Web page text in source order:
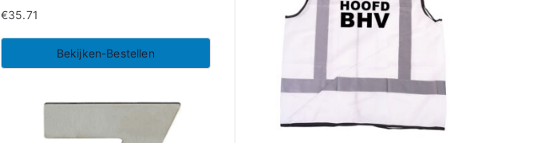
€35.71
Bekijken-Bestellen